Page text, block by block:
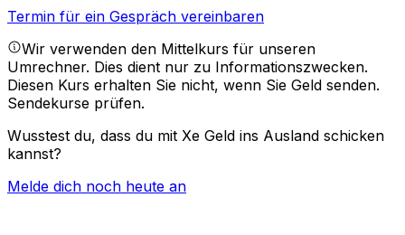
Termin für ein Gespräch vereinbaren
Wir verwenden den Mittelkurs für unseren
Umrechner. Dies dient nur zu Informationszwecken.
Diesen Kurs erhalten Sie nicht, wenn Sie Geld senden.
Sendekurse prüfen.
Wusstest du, dass du mit Xe Geld ins Ausland schicken
kannst?
Melde dich noch heute an